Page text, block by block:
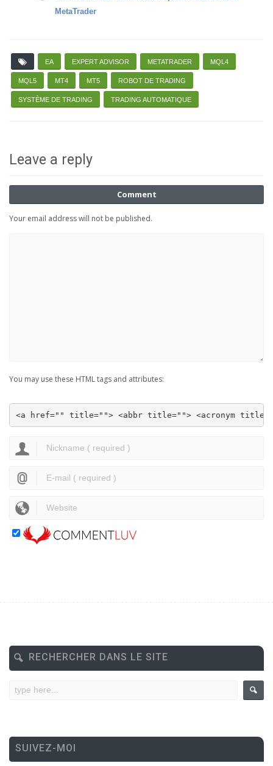
MetaTrader
EA EXPERT ADVISOR METATRADER MQL4
MQL5 MT4 MT5 ROBOT DE TRADING
SYSTÈME DE TRADING TRADING AUTOMATIQUE
Leave a reply
Comment
Your email address will not be published.
You may use these HTML tags and attributes:
<a href="" title=""> <abbr title=""> <acronym
RECHERCHER DANS LE SITE
SUIVEZ-MOI